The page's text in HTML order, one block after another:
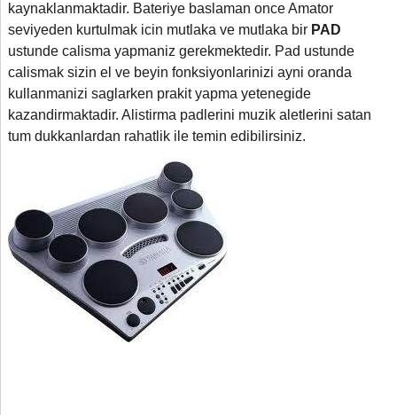
kaynaklanmaktadir. Bateriye baslaman once Amator
seviyeden kurtulmak icin mutlaka ve mutlaka bir PAD
ustunde calisma yapmaniz gerekmektedir. Pad ustunde
calismak sizin el ve beyin fonksiyonlarinizi ayni oranda
kullanmanizi saglarken prakit yapma yetenegide
kazandirmaktadir. Alistirma padlerini muzik aletlerini satan
tum dukkanlardan rahatlik ile temin edibilirsiniz.